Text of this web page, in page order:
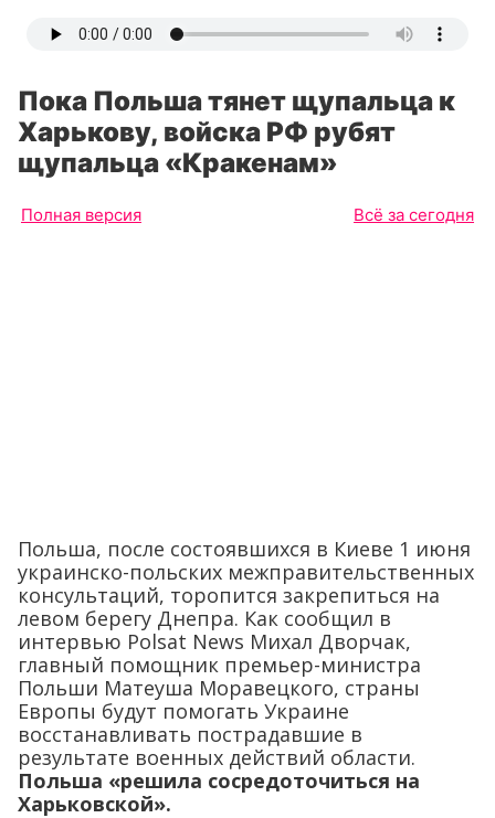
Пока Польша тянет щупальца к
Харькову, войска РФ рубят
щупальца «Кракенам»
Полная версия Всё за сегодня
Польша, после состоявшихся в Киеве 1 июня
украинско-польских межправительственных
консультаций, торопится закрепиться на
левом берегу Днепра. Как сообщил в
интервью Polsat News Михал Дворчак,
главный помощник премьер-министра
Польши Матеуша Моравецкого, страны
Европы будут помогать Украине
восстанавливать пострадавшие в
результате военных действий области.
Польша «решила сосредоточиться на
Харьковской».